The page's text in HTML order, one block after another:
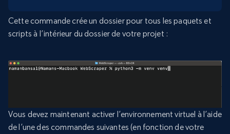
Cette commande crée un dossier pour tous les paquets et
scripts à l’intérieur du dossier de votre projet :
Vous devez maintenant activer l’environnement virtuel à l’aide
de l’une des commandes suivantes (en fonction de votre